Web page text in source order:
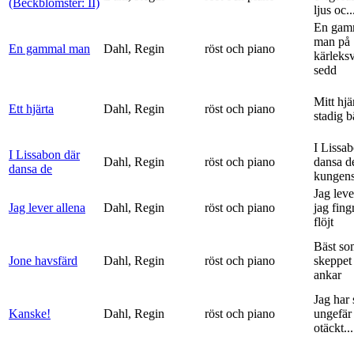
ljus
En gammal man Dahl, Regin röst och piano
En
man på
sedd
Ett hjärta Dahl, Regin röst och piano
Mitt
stadig
I Lissabon där
dansa de
Dahl, Regin röst och piano
I
dansa
Jag lever allena Dahl, Regin röst och piano
Jag
jag
flöjt
Jone havsfärd Dahl, Regin röst och piano
Bäst
ankar
Kanske! Dahl, Regin röst och piano
Jag har
otäckt...